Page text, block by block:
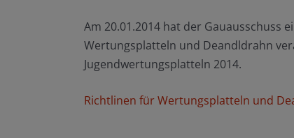
Am 20.01.2014 hat der Gauausschuss
Wertungsplatteln und Deandldrahn
Jugendwertungsplatteln 2014.
Richtlinen für Wertungsplatteln und